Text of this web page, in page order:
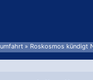
Roskosmos kündigt